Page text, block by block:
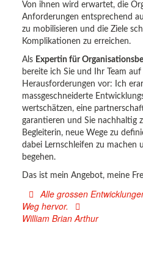
Von ihnen wird erwartet, die
Anforderungen entsprechend
zu mobilisieren und die Ziele
Komplikationen zu erreichen.
Als Expertin für
bereite ich Sie und Ihr Team
Herausforderungen vor: Ich
massgeschneiderte
wertschätzen, eine
garantieren und Sie nachhaltig
Begleiterin, neue Wege zu
dabei Lernschleifen zu machen
begehen.
Das ist mein Angebot, meine
Alle grossen
Weg hervor.
William Brian Arthur